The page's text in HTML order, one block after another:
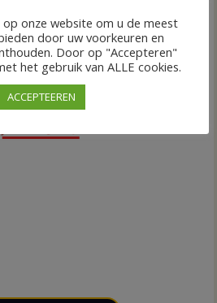
onze website om u de meest
door uw voorkeuren en
Door op "Accepteren"
het gebruik van ALLE cookies.
ACCEPTEEREN